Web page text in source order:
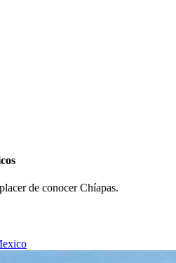
de conocer Chíapas.